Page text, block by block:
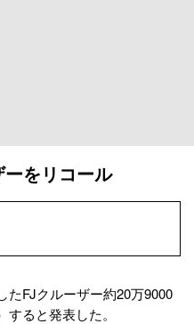
をリコール
FJクルーザー約20万9000
ると発表した。